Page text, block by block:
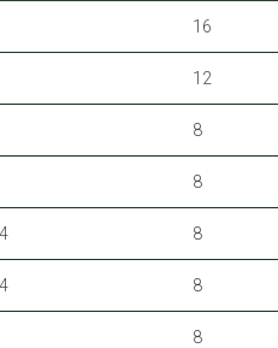
16
12
8
8
4 8
4 8
8